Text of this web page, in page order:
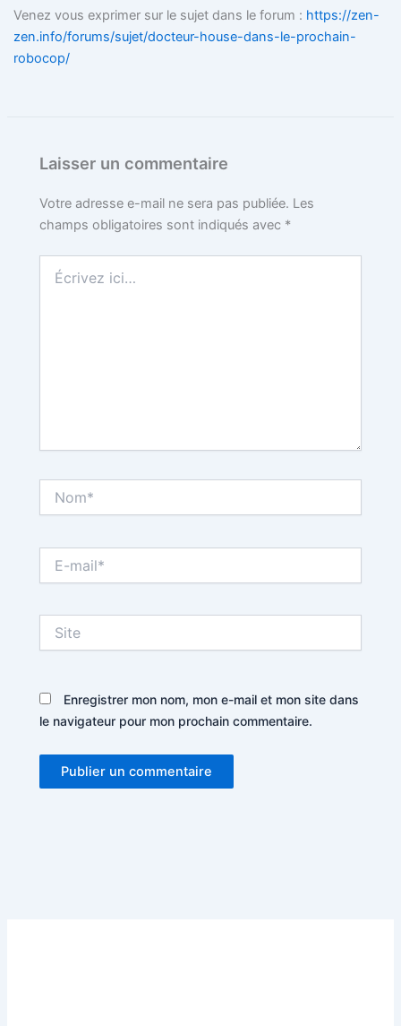
Venez vous exprimer sur le sujet dans le forum : https://zen-
zen.info/forums/sujet/docteur-house-dans-le-prochain-
robocop/
Laisser un commentaire
Votre adresse e-mail ne sera pas publiée. Les
champs obligatoires sont indiqués avec *
ici…
mail*
Enregistrer mon nom, mon e-mail et mon site dans
le navigateur pour mon prochain commentaire.